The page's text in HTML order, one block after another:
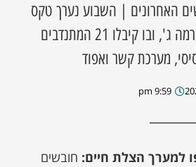
האחרונים | השבוע נערך טקס
מרגש בבית המתנדב ברמה ג', ובו קיבלו 21 המתנדבים
מערכת קשר ואפוד
9:59 pm
חובשים